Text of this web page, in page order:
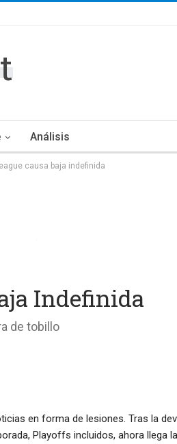
Análisis
causa baja indefinida
Indefinida
de tobillo
en forma de lesiones. Tras la
Playoffs incluidos, ahora llega